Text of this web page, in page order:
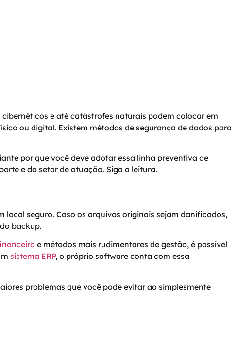
e até catástrofes naturais podem colocar em
ou digital. Existem métodos de segurança de dados para
por que você deve adotar essa linha preventiva de
e do setor de atuação. Siga a leitura.
seguro. Caso os arquivos originais sejam danificados,
backup.
e métodos mais rudimentares de gestão, é possível
sistema ERP, o próprio software conta com essa
problemas que você pode evitar ao simplesmente